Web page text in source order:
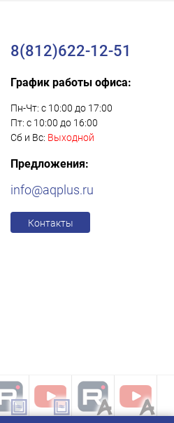
8(812)622-12-51
График работы офиса:
Пн-Чт: с 10:00 до 17:00
Пт: с 10:00 до 16:00
Сб и Вс: Выходной
Предложения:
info@aqplus.ru
Контакты